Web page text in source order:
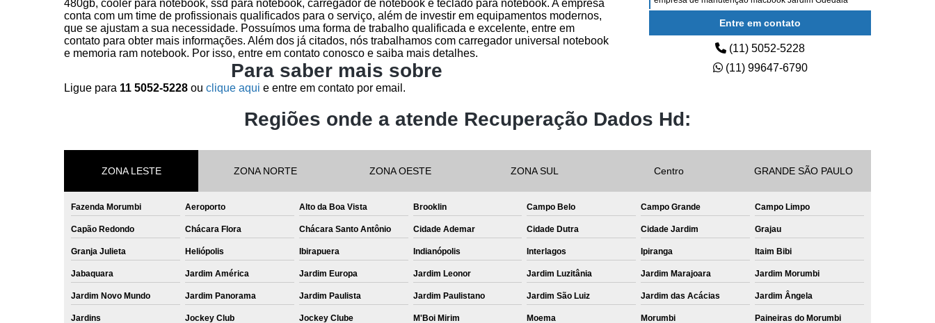
480gb, cooler para notebook, ssd para notebook, carregador de notebook e teclado para notebook. A empresa
conta com um time de profissionais qualificados para o serviço, além de investir em equipamentos modernos,
que se ajustam a sua necessidade. Possuímos uma forma de trabalho qualificada e excelente, entre em
contato para obter mais informações. Além dos já citados, nós trabalhamos com carregador universal notebook
e memoria ram notebook. Por isso, entre em contato conosco e saiba mais detalhes.
Para saber mais sobre
Ligue para 11 5052-5228 ou clique aqui e entre em contato por email.
Entre em contato
(11) 5052-5228
(11) 99647-6790
Regiões onde a atende Recuperação Dados Hd:
ZONA LESTE ZONA NORTE ZONA OESTE ZONA SUL Centro GRANDE SÃO PAULO
Fazenda Morumbi Aeroporto Alto da Boa Vista Brooklin Campo Belo Campo Grande Campo Limpo
Capão Redondo Chácara Flora Chácara Santo Antônio Cidade Ademar Cidade Dutra Cidade Jardim Grajau
Granja Julieta Heliópolis Ibirapuera Indianópolis Interlagos Ipiranga Itaim Bibi
Jabaquara Jardim América Jardim Europa Jardim Leonor Jardim Luzitânia Jardim Marajoara Jardim Morumbi
Jardim Novo Mundo Jardim Panorama Jardim Paulista Jardim Paulistano Jardim São Luiz Jardim das Acácias Jardim Ângela
Jardins Jockey Club Jockey Clube M'Boi Mirim Moema Morumbi Paineiras do Morumbi